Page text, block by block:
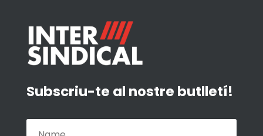
Subscriu-te al nostre butlletí!